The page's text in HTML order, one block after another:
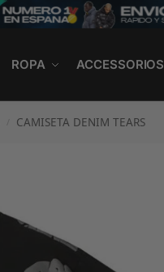
ROPA ACCESSORIOS
CAMISETA DENIM TEARS